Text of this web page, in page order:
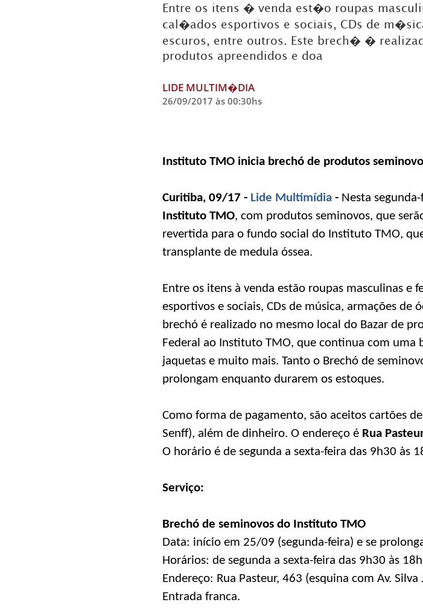
DICAS DE
QUEM
Entre os itens � venda est�o roupas
cal�ados esportivos e sociais, CDs de
escuros, entre outros. Este brech� �
produtos apreendidos e doa
LIDE MULTIM�DIA
26/09/2017 às 00:30hs
Instituto TMO inicia brechó de produtos
Curitiba, 09/17 - Lide Multimídia-Nesta
Instituto TMO, com produtos seminovos, que
revertida para o fundo social do Instituto TMO,
transplante de medula óssea.
Entre os itens à venda estão roupas masculinas e
esportivos e sociais, CDs de música, armações de
brechó é realizado no mesmo local do Bazar de
Federal ao Instituto TMO, que continua com uma
jaquetas e muito mais. Tanto o Brechó de
prolongam enquanto durarem os estoques.
Como forma de pagamento, são aceitos cartões
Senff), além de dinheiro. O endereço é Rua
O horário é de segunda a sexta-feira das 9h30 às
Serviço:
Brechó de seminovos do Instituto TMO
Data: início em 25/09 (segunda-feira) e se
Horários: de segunda a sexta-feira das 9h30 às
Endereço: Rua Pasteur, 463 (esquina com Av.
Entrada franca.